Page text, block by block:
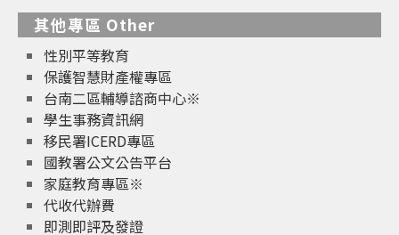
其他專區 Other
性別平等教育
保護智慧財產權專區
台南二區輔導諮商中心※
學生事務資訊網
移民署ICERD專區
國教署公文公告平台
家庭教育專區※
代收代辦費
即測即評及發證